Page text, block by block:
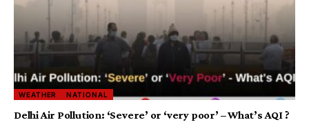
WEATHER NATIONAL
Delhi Air Pollution: ‘Severe’ or ‘very poor’ – What’s AQI ?